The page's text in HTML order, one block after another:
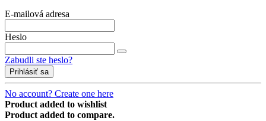
E-mailová adresa
Heslo
Zabudli ste heslo?
Prihlásiť sa
No account? Create one here
Product added to wishlist
Product added to compare.